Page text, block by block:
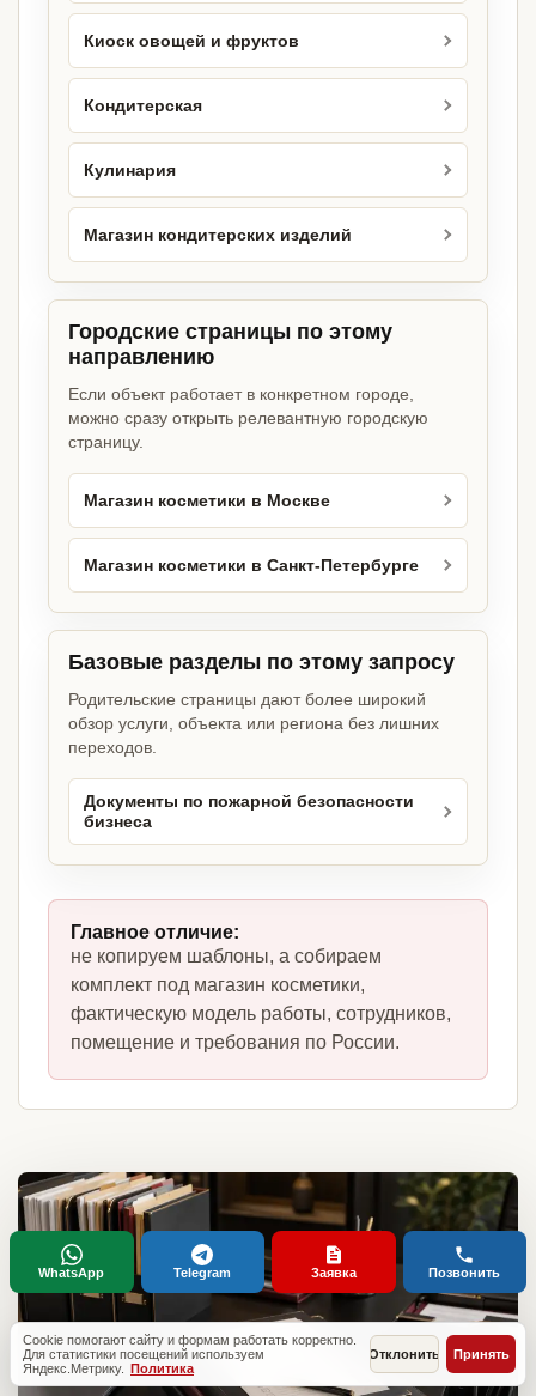
Киоск овощей и фруктов
Кондитерская
Кулинария
Магазин кондитерских изделий
Городские страницы по этому
направлению
Если объект работает в конкретном городе,
можно сразу открыть релевантную городскую
страницу.
Магазин косметики в Москве
Магазин косметики в Санкт-Петербурге
Базовые разделы по этому запросу
Родительские страницы дают более широкий
обзор услуги, объекта или региона без лишних
переходов.
Документы по пожарной безопасности
бизнеса
Главное отличие:
не копируем шаблоны, а собираем
комплект под магазин косметики,
фактическую модель работы, сотрудников,
помещение и требования по России.
Cookie помогают сайту и формам работать корректно.
Для статистики посещений используем
Яндекс.Метрику. Политика
Отклонить Принять
WhatsApp Telegram Заявка Позвонить